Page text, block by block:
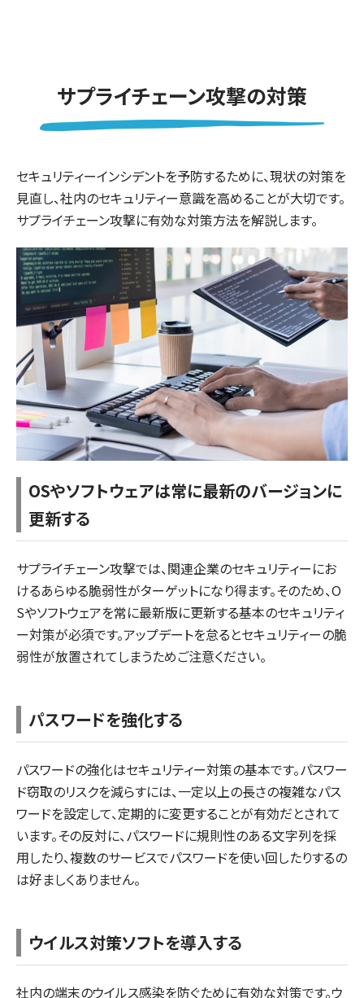
サプライチェーン攻撃の対策
セキュリティーインシデントを予防するために、現状の対策を
見直し、社内のセキュリティー意識を高めることが大切です。
サプライチェーン攻撃に有効な対策方法を解説します。
OSやソフトウェアは常に最新のバージョンに
更新する
サプライチェーン攻撃では、関連企業のセキュリティーにお
けるあらゆる脆弱性がターゲットになり得ます。そのため、O
Sやソフトウェアを常に最新版に更新する基本のセキュリティ
ー対策が必須です。アップデートを怠るとセキュリティーの脆
弱性が放置されてしまうためご注意ください。
パスワードを強化する
パスワードの強化はセキュリティー対策の基本です。パスワー
ド窃取のリスクを減らすには、一定以上の長さの複雑なパス
ワードを設定して、定期的に変更することが有効だとされて
います。その反対に、パスワードに規則性のある文字列を採
用したり、複数のサービスでパスワードを使い回したりするの
は好ましくありません。
ウイルス対策ソフトを導入する
社内の端末のウイルス感染を防ぐために有効な対策です。ウ